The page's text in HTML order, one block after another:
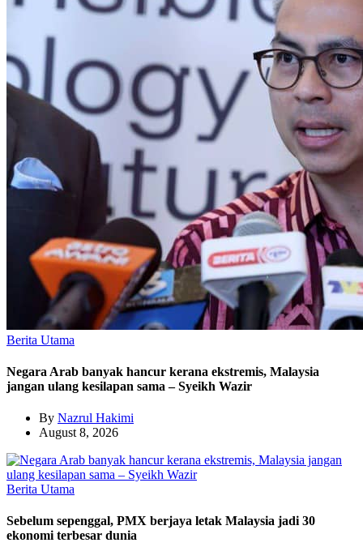
Berita Utama
Negara Arab banyak hancur kerana ekstremis, Malaysia
jangan ulang kesilapan sama – Syeikh Wazir
By Nazrul Hakimi
August 8, 2026
Berita Utama
Sebelum sepenggal, PMX berjaya letak Malaysia jadi 30
ekonomi terbesar dunia